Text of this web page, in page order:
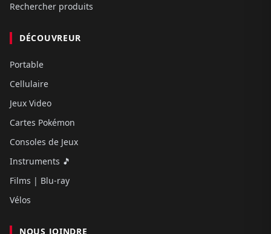
Rechercher produits
DÉCOUVREUR
Portable
Cellulaire
Jeux Video
Cartes Pokémon
Consoles de Jeux
Instruments 🎵
Films | Blu-ray
Vélos
NOUS JOINDRE